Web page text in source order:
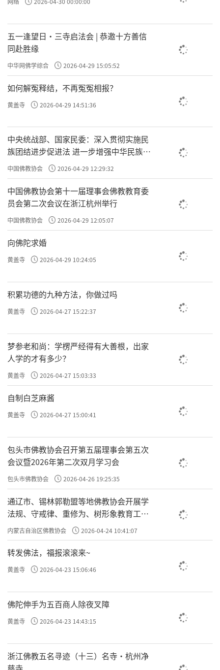
五一逢望日・三寺启法会 | 恭邀十方善信
同赴胜缘
中华网佛学综合 2026-04-29 15:05:52
如何解冤释结，不再冤冤相报？
黄盖寺 2026-04-29 14:51:36
中央统战部、国家民委：深入贯彻实施民
族团结进步促进法 进一步增强中华民族凝
聚力向心力
中国佛教协会 2026-04-29 12:29:32
中国佛教协会第十一届理事会佛教教育委
员会第二次会议在浙江杭州举行
中国佛教协会 2026-04-29 12:05:07
向佛陀求婚
黄盖寺 2026-04-29 10:24:05
积累功德的九种方法，你做过吗
黄盖寺 2026-04-27 15:22:37
梦参老和尚：学楞严经得有大善根，出家
人学的才有多少？
黄盖寺 2026-04-27 15:03:33
自制白芝麻酱
黄盖寺 2026-04-27 15:00:41
包头市佛教协会召开第五届理事会第五次
会议暨2026年第二次双月学习会
包头市佛教协会 2026-04-26 19:25:35
通辽市、锡林郭勒盟等地佛教协会开展学
法规、守戒律、重修为、树形象教育工作
专题学习会
内蒙古自治区佛教协会 2026-04-24 10:41:07
转发佛法，福报滚滚来~
黄盖寺 2026-04-23 15:06:46
佛陀伸手为五百商人除夜叉障
黄盖寺 2026-04-23 14:43:15
浙江佛教五名寻迹（十三）名寺·杭州净